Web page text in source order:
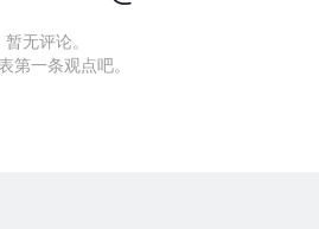
暂无评论。
第一条观点吧。